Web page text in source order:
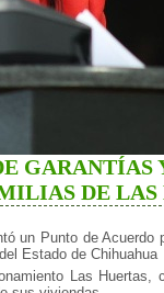
GARANTÍAS
DE LAS
un Punto de Acuerdo
Estado de Chihuahua
Las Huertas,